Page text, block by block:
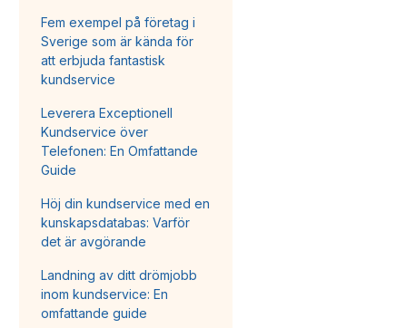
Fem exempel på företag i
Sverige som är kända för
att erbjuda fantastisk
kundservice
Leverera Exceptionell
Kundservice över
Telefonen: En Omfattande
Guide
Höj din kundservice med en
kunskapsdatabas: Varför
det är avgörande
Landning av ditt drömjobb
inom kundservice: En
omfattande guide